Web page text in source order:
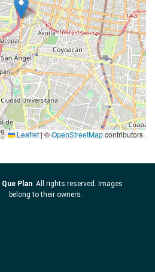
Leaflet|©OpenStreetMapcontributors
Que Plan. All rights reserved. Images
belong to their owners.